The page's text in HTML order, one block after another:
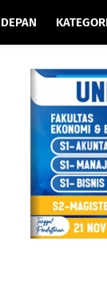
DEPAN